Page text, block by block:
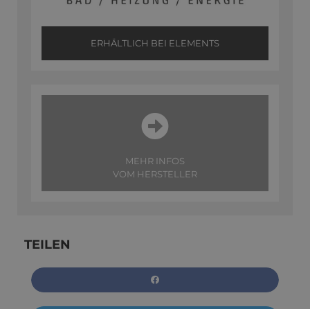
ERHÄLTLICH BEI ELEMENTS
MEHR INFOS
VOM HERSTELLER
TEILEN